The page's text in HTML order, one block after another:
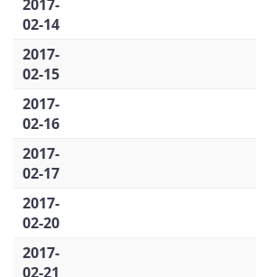
2017-
02-14
2017-
02-15
2017-
02-16
2017-
02-17
2017-
02-20
2017-
02-21